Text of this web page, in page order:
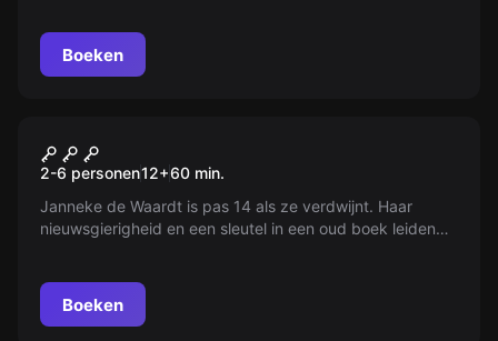
Boeken
Verdwenen op Zolder
2-6 personen12+60 min.
Janneke de Waardt is pas 14 als ze verdwijnt. Haar
nieuwsgierigheid en een sleutel in een oud boek leiden
Boeken